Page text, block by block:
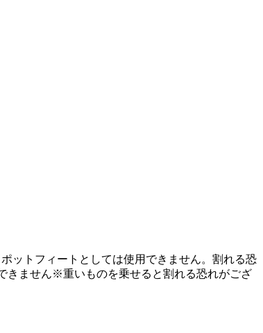
トフィートとしては使用できません。割れる恐
ません※重いものを乗せると割れる恐れがござ